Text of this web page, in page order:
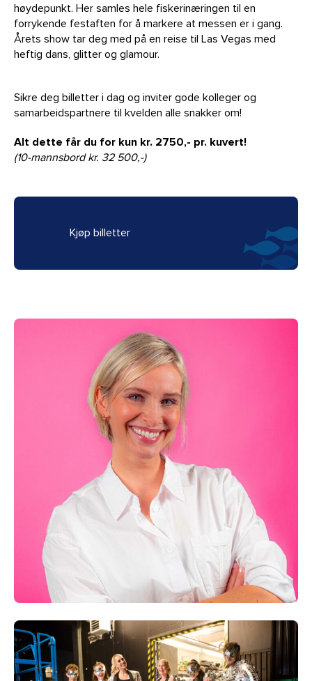
høydepunkt. Her samles hele fiskerinæringen til en
forrykende festaften for å markere at messen er i gang.
Årets show tar deg med på en reise til Las Vegas med
heftig dans, glitter og glamour.
Sikre deg billetter i dag og inviter gode kolleger og
samarbeidspartnere til kvelden alle snakker om!
Alt dette får du for kun kr. 2750,- pr. kuvert!
(10-mannsbord kr. 32 500,-)
Kjøp billetter